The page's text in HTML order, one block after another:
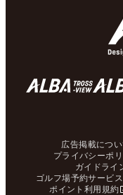
広告掲載につい
プライバシーポ
ガイドライ
ゴルフ場予約サービ
ポイント利用規約